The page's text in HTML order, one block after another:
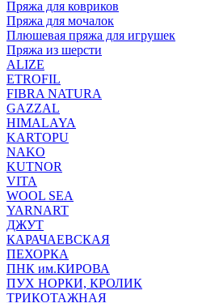
Пряжа для ковриков
Пряжа для мочалок
Плюшевая пряжа для игрушек
Пряжа из шерсти
ALIZE
ETROFIL
FIBRA NATURA
GAZZAL
HIMALAYA
KARTOPU
NAKO
KUTNOR
VITA
WOOL SEA
YARNART
ДЖУТ
КАРАЧАЕВСКАЯ
ПЕХОРКА
ПНК им.КИРОВА
ПУХ НОРКИ, КРОЛИК
ТРИКОТАЖНАЯ